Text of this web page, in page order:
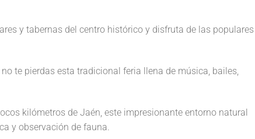
y tabernas del centro histórico y disfruta de las populares
te pierdas esta tradicional feria llena de música, bailes,
kilómetros de Jaén, este impresionante entorno natural
y observación de fauna.